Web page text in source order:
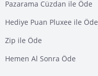
Pazarama Cüzdan ile Öde
Hediye Puan Pluxee ile Öde
Zip ile Öde
Hemen Al Sonra Öde